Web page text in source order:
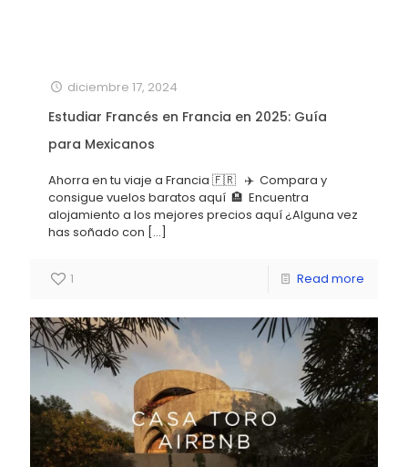
diciembre 17, 2024
Estudiar Francés en Francia en 2025: Guía
para Mexicanos
Ahorra en tu viaje a Francia 🇫🇷 ✈️ Compara y
consigue vuelos baratos aquí 🏨 Encuentra
alojamiento a los mejores precios aquí ¿Alguna vez
has soñado con […]
1 Read more